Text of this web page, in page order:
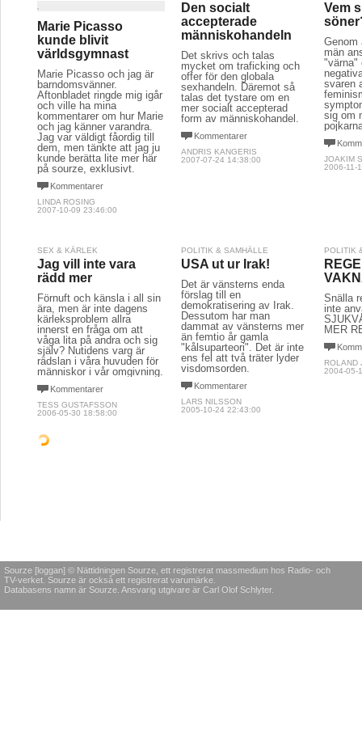
Marie Picasso
kunde blivit
världsgymnast
Marie Picasso och jag är
barndomsvänner.
Aftonbladet ringde mig igår
och ville ha mina
kommentarer om hur Marie
och jag känner varandra.
Jag var väldigt fåordig till
dem, men tänkte att jag ju
kunde berätta lite mer här
på sourze, exklusivt.
Kommentarer
LINDA ROSING
2007-10-09 23:46:00
Den socialt
accepterade
människohandeln
Det skrivs och talas
mycket om traficking och
offer för den globala
sexhandeln. Däremot så
talas det tystare om en
mer socialt accepterad
form av människohandel.
Kommentarer
ANDRIS KANGERIS
2007-07-24 14:38:00
Vem
Genom
män
"värna"
svaren
sig om
JOAKIM
2006-11-
SEX & KÄRLEK
Jag vill inte vara
rädd mer
Förnuft och känsla i all sin
ära, men är inte dagens
kärleksproblem allra
innerst en fråga om att
våga lita på andra och sig
själv? Nutidens varg är
rädslan i våra huvuden för
människor i vår omgivning.
Kommentarer
TESS GUSTAFSSON
2006-05-30 18:58:00
POLITIK & SAMHÄLLE
USA ut ur Irak!
Det är vänsterns enda
förslag till en
demokratisering av Irak.
Dessutom har man
dammat av vänsterns mer
än femtio år gamla
"kålsuparteori". Det är inte
ens fel att två träter lyder
visdomsorden.
Kommentarer
LARS NILSSON
2005-10-24 22:43:00
POLITIK
Snälla
inte
MER
ROLAND
2004-05-
POLITIK & SAMHÄLLE
engagerade medborgare,
vill vi se engagerade
politiker.
övergrepp som vi
registrerar inte går att
rapportera någonstans då
Försvarsmakten inte är på
som